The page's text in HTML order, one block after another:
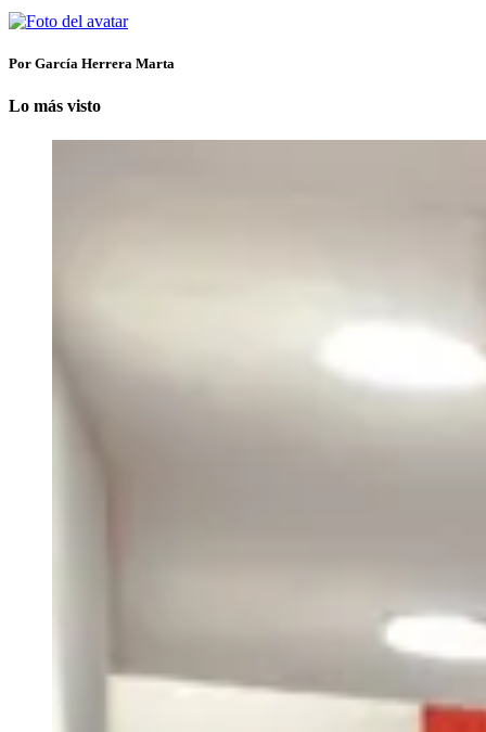
Por García Herrera Marta
Lo más visto